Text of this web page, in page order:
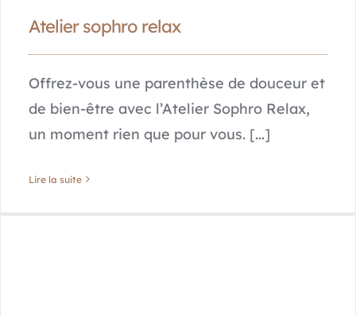
Atelier sophro relax
Offrez-vous une parenthèse de douceur et
de bien-être avec l’Atelier Sophro Relax,
un moment rien que pour vous. [...]
Lire la suite